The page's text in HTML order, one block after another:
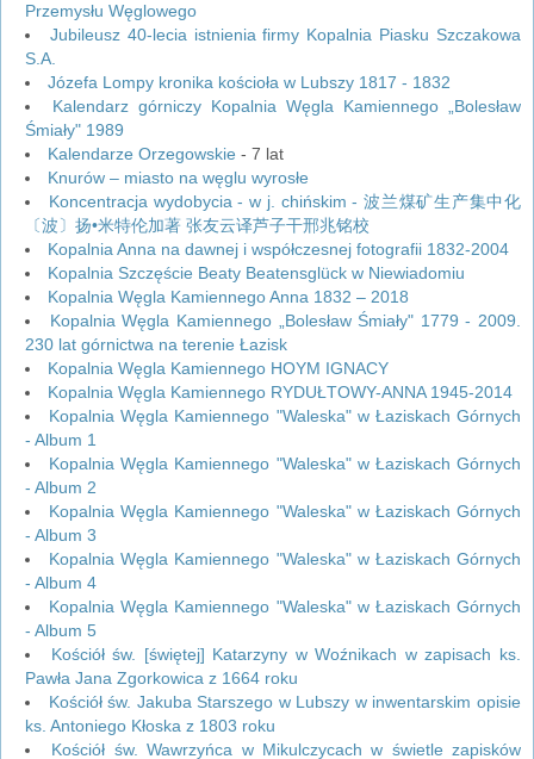
Przemysłu Węglowego
Jubileusz 40-lecia istnienia firmy Kopalnia Piasku Szczakowa
S.A.
Józefa Lompy kronika kościoła w Lubszy 1817 - 1832
Kalendarz górniczy Kopalnia Węgla Kamiennego „Bolesław
Śmiały" 1989
Kalendarze Orzegowskie - 7 lat
Knurów – miasto na węglu wyrosłe
Koncentracja wydobycia - w j. chińskim - 波兰煤矿生产集中化
〔波〕扬•米特伦加著 张友云译芦子干邢兆铭校
Kopalnia Anna na dawnej i współczesnej fotografii 1832-2004
Kopalnia Szczęście Beaty Beatensglück w Niewiadomiu
Kopalnia Węgla Kamiennego Anna 1832 – 2018
Kopalnia Węgla Kamiennego „Bolesław Śmiały" 1779 - 2009.
230 lat górnictwa na terenie Łazisk
Kopalnia Węgla Kamiennego HOYM IGNACY
Kopalnia Węgla Kamiennego RYDUŁTOWY-ANNA 1945-2014
Kopalnia Węgla Kamiennego "Waleska" w Łaziskach Górnych
- Album 1
Kopalnia Węgla Kamiennego "Waleska" w Łaziskach Górnych
- Album 2
Kopalnia Węgla Kamiennego "Waleska" w Łaziskach Górnych
- Album 3
Kopalnia Węgla Kamiennego "Waleska" w Łaziskach Górnych
- Album 4
Kopalnia Węgla Kamiennego "Waleska" w Łaziskach Górnych
- Album 5
Kościół św. [świętej] Katarzyny w Woźnikach w zapisach ks.
Pawła Jana Zgorkowica z 1664 roku
Kościół św. Jakuba Starszego w Lubszy w inwentarskim opisie
ks. Antoniego Kłoska z 1803 roku
Kościół św. Wawrzyńca w Mikulczycach w świetle zapisków